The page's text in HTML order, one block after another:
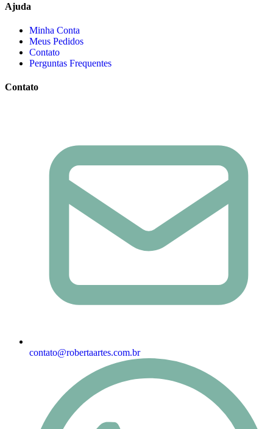
Ajuda
Minha Conta
Meus Pedidos
Contato
Perguntas Frequentes
Contato
contato@robertaartes.com.br